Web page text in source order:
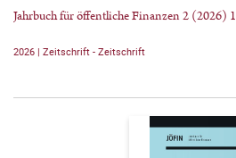
Jahrbuch für öffentliche Finanzen 2 (2026) 1
2026 | Zeitschrift - Zeitschrift